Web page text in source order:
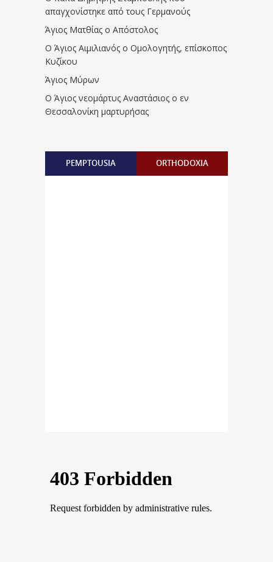
απαγχονίστηκε από τους Γερμανούς
Άγιος Ματθίας ο Απόστολος
Ο Άγιος Αιμιλιανός ο Ομολογητής, επίσκοπος
Κυζίκου
Άγιος Μύρων
Ο Άγιος νεομάρτυς Αναστάσιος ο εν
Θεσσαλονίκη μαρτυρήσας
PEMPTOUSIA ORTHODOXIA